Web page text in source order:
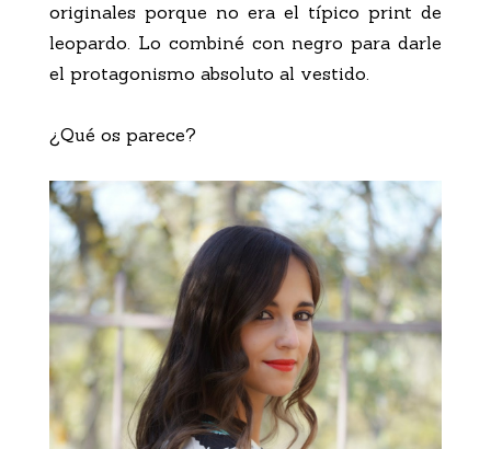
originales porque no era el típico print de
leopardo. Lo combiné con negro para darle
el protagonismo absoluto al vestido.
¿Qué os parece?